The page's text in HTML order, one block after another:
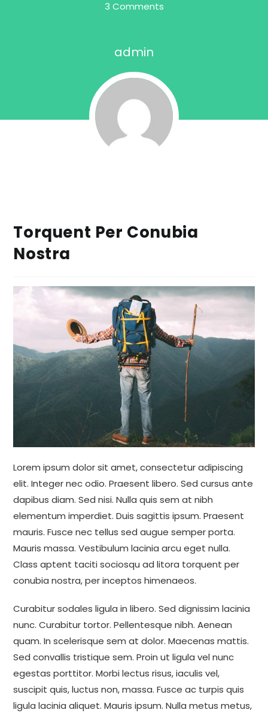
3 Comments
admin
Torquent Per Conubia
Nostra
Lorem ipsum dolor sit amet, consectetur adipiscing
elit. Integer nec odio. Praesent libero. Sed cursus ante
dapibus diam. Sed nisi. Nulla quis sem at nibh
elementum imperdiet. Duis sagittis ipsum. Praesent
mauris. Fusce nec tellus sed augue semper porta.
Mauris massa. Vestibulum lacinia arcu eget nulla.
Class aptent taciti sociosqu ad litora torquent per
conubia nostra, per inceptos himenaeos.
Curabitur sodales ligula in libero. Sed dignissim lacinia
nunc. Curabitur tortor. Pellentesque nibh. Aenean
quam. In scelerisque sem at dolor. Maecenas mattis.
Sed convallis tristique sem. Proin ut ligula vel nunc
egestas porttitor. Morbi lectus risus, iaculis vel,
suscipit quis, luctus non, massa. Fusce ac turpis quis
ligula lacinia aliquet. Mauris ipsum. Nulla metus metus,